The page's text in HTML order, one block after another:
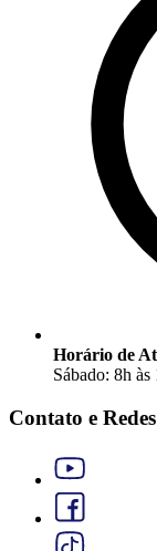
Horário de
Sábado: 8h às
Contato e